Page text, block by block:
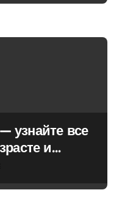
узнайте все
и